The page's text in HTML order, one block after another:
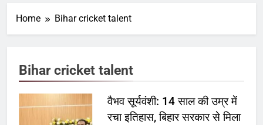
Home Bihar cricket talent
Bihar cricket talent
वैभव सूर्यवंशी: 14 साल की उम्र में
रचा इतिहास, बिहार सरकार से मिला